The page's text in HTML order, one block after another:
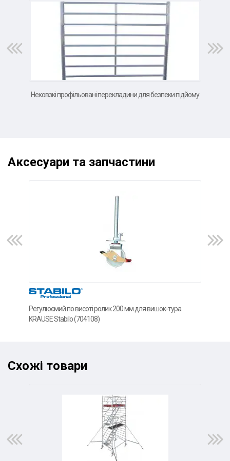
Нековзкі профільовані перекладини для безпеки підйому
Аксесуари та запчастини
Регулюємий по висоті ролик 200 мм для вишок-тура
KRAUSE Stabilo (704108)
Схожі товари